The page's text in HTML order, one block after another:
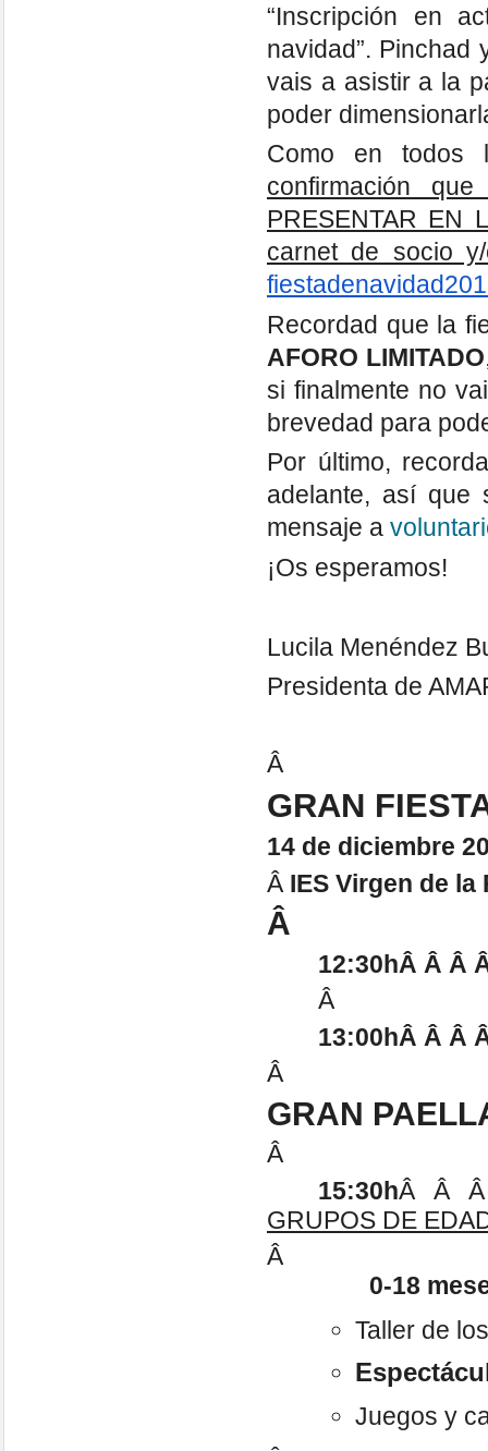
“Inscripción en
navidad”. Pinchad
vais a asistir a la
poder
Como en todos
confirmación que
PRESENTAR EN
carnet de socio
Recordad que la
AFORO LIMITADO
si finalmente no
brevedad para
Por último,
adelante, así que
mensaje a
¡Os esperamos!
Lucila Menéndez
Presidenta de
Â
GRAN
14 de diciembre
Â IES Virgen de la
Â
12:30hÂ Â Â
Â
13:00hÂ Â Â
Â
GRAN
Â
15:30hÂ Â
GRUPOS DE
Â
0-18
Taller de
Juegos y